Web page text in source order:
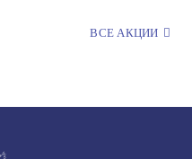
ВСЕ АКЦИИ